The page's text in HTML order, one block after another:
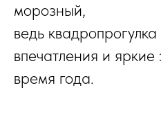
морозный,
ведь
впечатления и
время года.